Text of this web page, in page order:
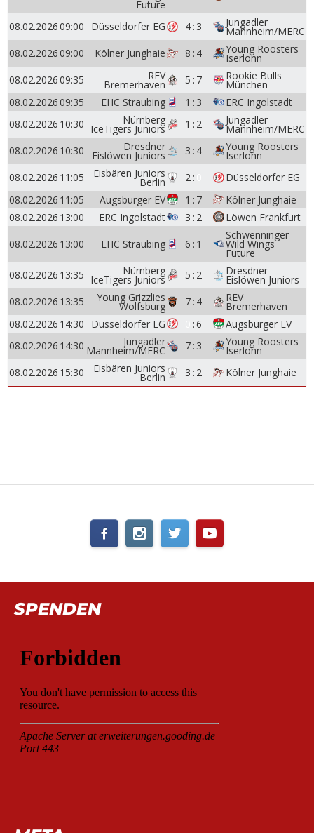
Future
08.02.202609:00 Düsseldorfer EG 4 : 3 Jungadler
Mannheim/MERC
08.02.202609:00 Kölner Junghaie 8 : 4 Young Roosters
Iserlohn
08.02.202609:35 REV
Bremerhaven 5 : 7 Rookie Bulls
München
08.02.202609:35 EHC Straubing 1 : 3
ERC Ingolstadt
08.02.2026 10:30 Nürnberg
IceTigers Juniors 1 : 2 Jungadler
Mannheim/MERC
08.02.2026 10:30 Dresdner
Eislöwen Juniors 3 : 4 Young Roosters
Iserlohn
08.02.2026 11:05 Eisbären Juniors
Berlin 2 :
Düsseldorfer EG
08.02.2026 11:05 Augsburger EV 1 : 7
Kölner Junghaie
08.02.2026 13:00 ERC Ingolstadt 3 : 2
Löwen Frankfurt
08.02.2026 13:00 EHC Straubing 6 : 1
Schwenninger
Wild Wings
Future
08.02.2026 13:35 Nürnberg
IceTigers Juniors 5 : 2 Dresdner
Eislöwen Juniors
08.02.2026 13:35 Young Grizzlies
Wolfsburg 7 : 4 REV
Bremerhaven
08.02.2026 14:30 Düsseldorfer EG :6
Augsburger EV
08.02.2026 14:30 Jungadler
Mannheim/MERC 7 : 3 Young Roosters
Iserlohn
08.02.2026 15:30 Eisbären Juniors
Berlin 3 : 2 Kölner Junghaie
SPENDEN